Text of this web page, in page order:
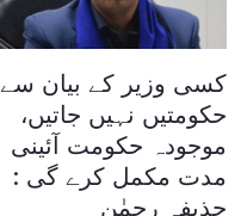
کسی وزیر کے بیان سے
حکومتیں نہیں جاتیں،
موجودہ حکومت آئینی
مدت مکمل کرے گی :
حذیفہ رحمٰن